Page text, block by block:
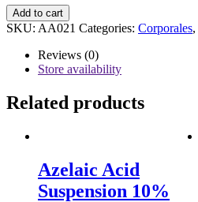
Victoria’s
Secret
Cucumber
Tea
quantity
Add to cart
SKU: AA021 Categories: Corporales,
Reviews (0)
Store availability
Related products
Azelaic Acid
Suspension 10%